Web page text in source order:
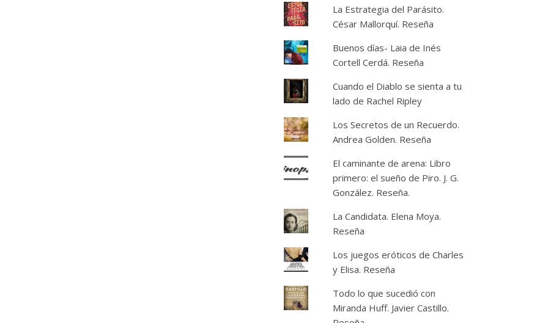
La Estrategia del Parásito.
César Mallorquí. Reseña
Buenos días- Laia de Inés
Cortell Cerdá. Reseña
Cuando el Diablo se sienta a tu
lado de Rachel Ripley
Los Secretos de un Recuerdo.
Andrea Golden. Reseña
El caminante de arena: Libro
primero: el sueño de Piro. J. G.
González. Reseña.
La Candidata. Elena Moya.
Reseña
Los juegos eróticos de Charles
y Elisa. Reseña
Todo lo que sucedió con
Miranda Huff. Javier Castillo.